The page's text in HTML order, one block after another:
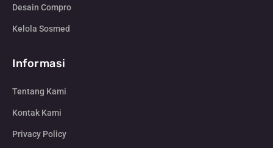
Desain Compro
Kelola Sosmed
Informasi
Tentang Kami
Kontak Kami
Privacy Policy